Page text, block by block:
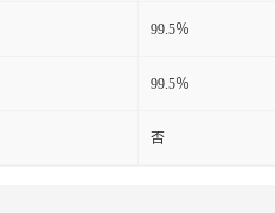
99.5％
99.5％
否